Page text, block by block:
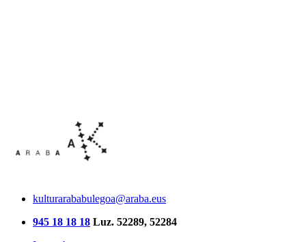
kulturarababulegoa@araba.eus
945 18 18 18 Luz. 52289, 52284